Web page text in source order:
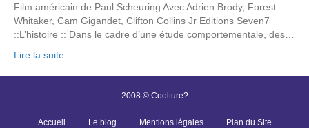
Film américain de Paul Scheuring Avec Adrien Brody, Forest
Whitaker, Cam Gigandet, Clifton Collins Jr Editions Seven7
::L’histoire :: Dans le cadre d’une étude comportementale, des…
Lire la suite
2008 © Coolture?
Accueil Le blog Mentions légales Plan du Site